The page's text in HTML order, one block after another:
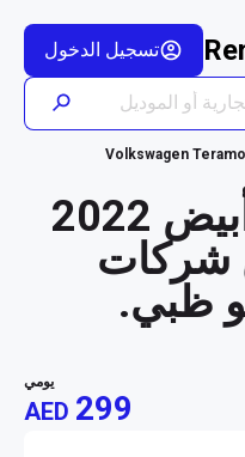
تسجيل الدخول
Volkswagen
اشترِ سيارة أبيض 2022
شركات
ظبي.
يومي
AED 299